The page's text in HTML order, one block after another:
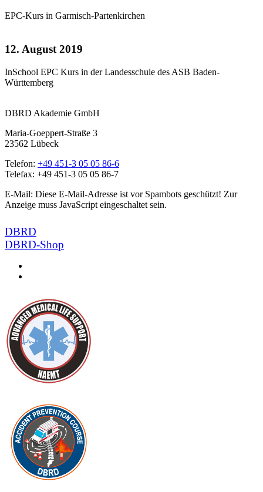
EPC-Kurs in Garmisch-Partenkirchen
12. August 2019
InSchool EPC Kurs in der Landesschule des ASB Baden-
Württemberg
DBRD Akademie GmbH
Maria-Goeppert-Straße 3
23562 Lübeck
Telefon: +49 451-3 05 05 86-6
Telefax: +49 451-3 05 05 86-7
E-Mail: Diese E-Mail-Adresse ist vor Spambots geschützt! Zur
Anzeige muss JavaScript eingeschaltet sein.
DBRD
DBRD-Shop